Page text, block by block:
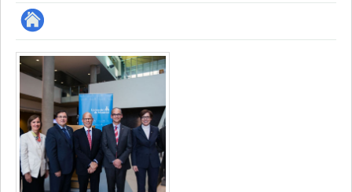
Site
Web
de
l’unité
de
recherche
Media